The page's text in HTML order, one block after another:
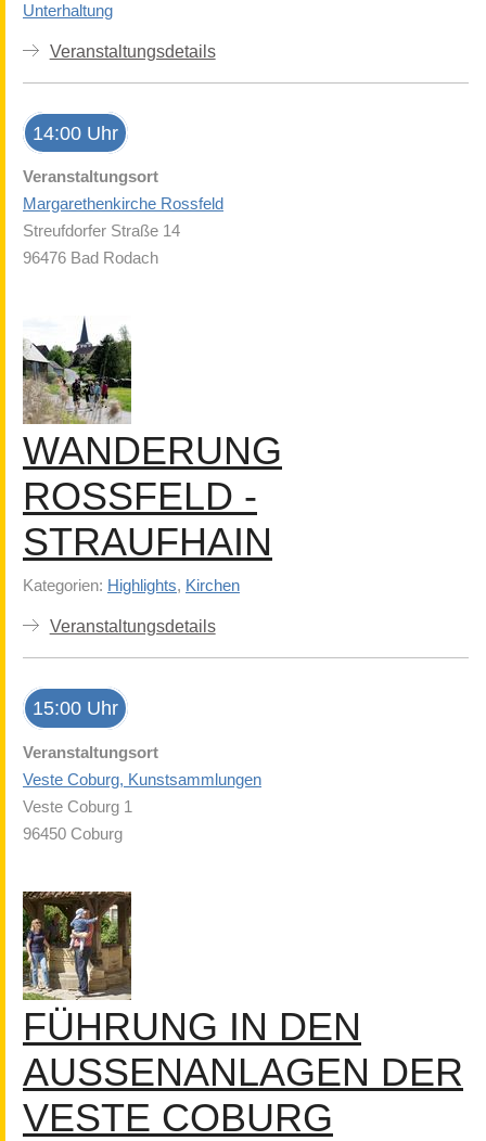
Unterhaltung
Veranstaltungsdetails
14:00 Uhr
Veranstaltungsort
Margarethenkirche Rossfeld
Streufdorfer Straße 14
96476 Bad Rodach
WANDERUNG
ROSSFELD - S
TRAUFHAIN
Kategorien: Highlights, Kirchen
Veranstaltungsdetails
15:00 Uhr
Veranstaltungsort
Veste Coburg, Kunstsammlungen
Veste Coburg 1
96450 Coburg
FÜHRUNG IN DEN
AUSSENANLAGEN DER V
ESTE COBURG